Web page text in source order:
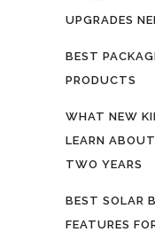
UPGRADES
BEST
PRODUCTS
WHAT NEW
LEARN
TWO YEARS
BEST SOLAR
FEATURES